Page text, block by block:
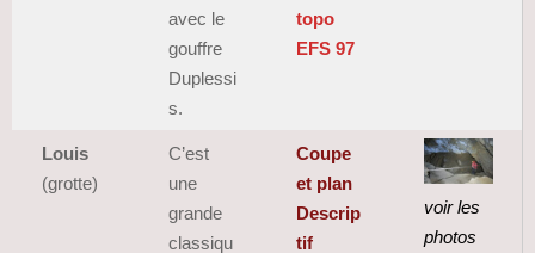
avec le
gouffre
Duplessi
s.
topo
EFS 97
Louis
(grotte)
C’est
une
grande
classiqu
Coupe
et plan
Descrip
tif
voir les
photos